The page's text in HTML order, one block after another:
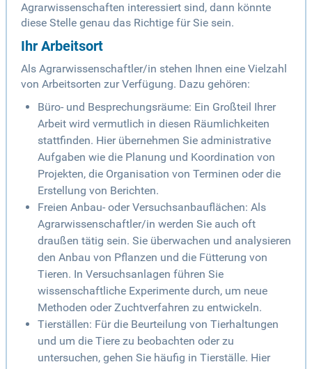
Agrarwissenschaften interessiert sind, dann könnte
diese Stelle genau das Richtige für Sie sein.
Ihr Arbeitsort
Als Agrarwissenschaftler/in stehen Ihnen eine Vielzahl
von Arbeitsorten zur Verfügung. Dazu gehören:
Büro- und Besprechungsräume: Ein Großteil Ihrer
Arbeit wird vermutlich in diesen Räumlichkeiten
stattfinden. Hier übernehmen Sie administrative
Aufgaben wie die Planung und Koordination von
Projekten, die Organisation von Terminen oder die
Erstellung von Berichten.
Freien Anbau- oder Versuchsanbauflächen: Als
Agrarwissenschaftler/in werden Sie auch oft
draußen tätig sein. Sie überwachen und analysieren
den Anbau von Pflanzen und die Fütterung von
Tieren. In Versuchsanlagen führen Sie
wissenschaftliche Experimente durch, um neue
Methoden oder Zuchtverfahren zu entwickeln.
Tierställen: Für die Beurteilung von Tierhaltungen
und um die Tiere zu beobachten oder zu
untersuchen, gehen Sie häufig in Tierställe. Hier